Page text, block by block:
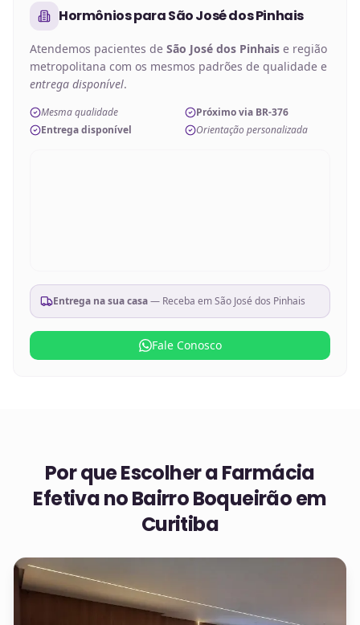
HormôniosparaSão José dos Pinhais
Atendemos pacientes de São José dos Pinhais e região
metropolitana com os mesmos padrões de qualidade e
entrega disponível.
Mesma qualidade
Próximo via BR-376
Entrega disponível
Orientação personalizada
Entrega na sua casa— Receba emSão José dos Pinhais
Fale Conosco
Por que Escolher a Farmácia
Efetiva noBairro Boqueirão em
Curitiba